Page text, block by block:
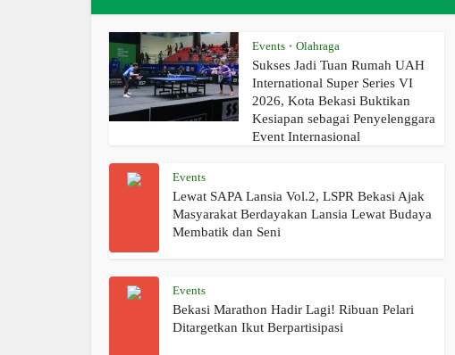
Events • Olahraga
Sukses Jadi Tuan Rumah UAH
International Super Series VI
2026, Kota Bekasi Buktikan
Kesiapan sebagai Penyelenggara
Event Internasional
Events
Lewat SAPA Lansia Vol.2, LSPR Bekasi Ajak
Masyarakat Berdayakan Lansia Lewat Budaya
Membatik dan Seni
Events
Bekasi Marathon Hadir Lagi! Ribuan Pelari
Ditargetkan Ikut Berpartisipasi